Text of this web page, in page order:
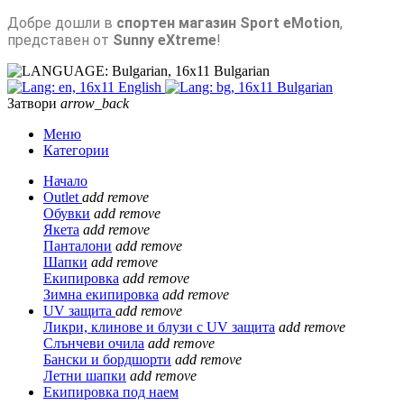
Добре дошли в спортен магазин Sport eMotion,
представен от Sunny eXtreme!
Bulgarian
English
Bulgarian
Затвори arrow_back
Меню
Категории
Начало
Outlet add remove
Обувки add remove
Якета add remove
Панталони add remove
Шапки add remove
Екипировка add remove
Зимна екипировка add remove
UV защита add remove
Ликри, клинове и блузи с UV защита add remove
Слънчеви очила add remove
Бански и бордшорти add remove
Летни шапки add remove
Екипировка под наем